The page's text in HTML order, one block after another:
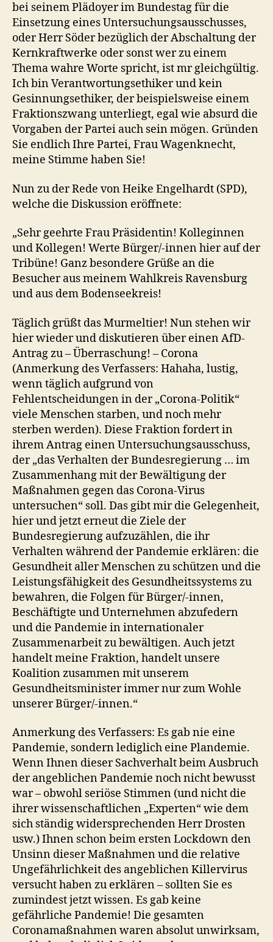
bei seinem Plädoyer im Bundestag für die
Einsetzung eines Untersuchungsausschusses,
oder Herr Söder bezüglich der Abschaltung der
Kernkraftwerke oder sonst wer zu einem
Thema wahre Worte spricht, ist mr gleichgültig.
Ich bin Verantwortungsethiker und kein
Gesinnungsethiker, der beispielsweise einem
Fraktionszwang unterliegt, egal wie absurd die
Vorgaben der Partei auch sein mögen. Gründen
Sie endlich Ihre Partei, Frau Wagenknecht,
meine Stimme haben Sie!
Nun zu der Rede von Heike Engelhardt (SPD),
welche die Diskussion eröffnete:
„Sehr geehrte Frau Präsidentin! Kolleginnen
und Kollegen! Werte Bürger/-innen hier auf der
Tribüne! Ganz besondere Grüße an die
Besucher aus meinem Wahlkreis Ravensburg
und aus dem Bodenseekreis!
Täglich grüßt das Murmeltier! Nun stehen wir
hier wieder und diskutieren über einen AfD-
Antrag zu – Überraschung! – Corona
(Anmerkung des Verfassers: Hahaha, lustig,
wenn täglich aufgrund von
Fehlentscheidungen in der „Corona-Politik“
viele Menschen starben, und noch mehr
sterben werden). Diese Fraktion fordert in
ihrem Antrag einen Untersuchungsausschuss,
der „das Verhalten der Bundesregierung … im
Zusammenhang mit der Bewältigung der
Maßnahmen gegen das Corona-Virus
untersuchen“ soll. Das gibt mir die Gelegenheit,
hier und jetzt erneut die Ziele der
Bundesregierung aufzuzählen, die ihr
Verhalten während der Pandemie erklären: die
Gesundheit aller Menschen zu schützen und die
Leistungsfähigkeit des Gesundheitssystems zu
bewahren, die Folgen für Bürger/-innen,
Beschäftigte und Unternehmen abzufedern
und die Pandemie in internationaler
Zusammenarbeit zu bewältigen. Auch jetzt
handelt meine Fraktion, handelt unsere
Koalition zusammen mit unserem
Gesundheitsminister immer nur zum Wohle
unserer Bürger/-innen.“
Anmerkung des Verfassers: Es gab nie eine
Pandemie, sondern lediglich eine Plandemie.
Wenn Ihnen dieser Sachverhalt beim Ausbruch
der angeblichen Pandemie noch nicht bewusst
war – obwohl seriöse Stimmen (und nicht die
ihrer wissenschaftlichen „Experten“ wie dem
sich ständig widersprechenden Herr Drosten
usw.) Ihnen schon beim ersten Lockdown den
Unsinn dieser Maßnahmen und die relative
Ungefährlichkeit des angeblichen Killervirus
versucht haben zu erklären – sollten Sie es
zumindest jetzt wissen. Es gab keine
gefährliche Pandemie! Die gesamten
Coronamaßnahmen waren absolut unwirksam,